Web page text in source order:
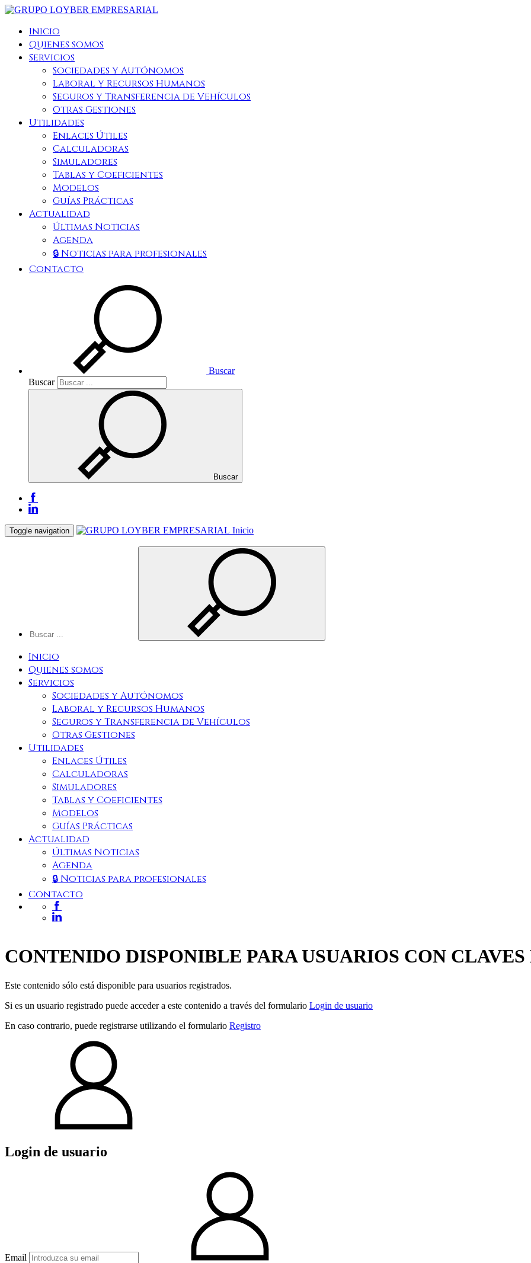
Inicio
Quienes somos
Servicios
Sociedades y Autónomos
Laboral y Recursos Humanos
Seguros y Transferencia de Vehículos
Otras Gestiones
Utilidades
Enlaces Útiles
Calculadoras
Simuladores
Tablas y Coeficientes
Modelos
Guías Prácticas
Actualidad
Últimas Noticias
Agenda
🔒 Noticias para profesionales
Contacto
Buscar
Buscar
Buscar
Toggle navigation Inicio
Inicio
Quienes somos
Servicios
Sociedades y Autónomos
Laboral y Recursos Humanos
Seguros y Transferencia de Vehículos
Otras Gestiones
Utilidades
Enlaces Útiles
Calculadoras
Simuladores
Tablas y Coeficientes
Modelos
Guías Prácticas
Actualidad
Últimas Noticias
Agenda
🔒 Noticias para profesionales
Contacto
GRUPO LOYBER EMPRESARIAL, S.L.
Nuestro mayor objetivo es la tranquilidad de nuestros clientes. Asesorarles sobre las decisiones a tomar, acompañarles en la
Ver más
CONTENIDO DISPONIBLE PARA USUARIOS CON CLAVES
Este contenido sólo está disponible para usuarios registrados.
Si es un usuario registrado puede acceder a este contenido a través del formulario Login de usuario
En caso contrario, puede registrarse utilizando el formulario Registro
Login de usuario
Email